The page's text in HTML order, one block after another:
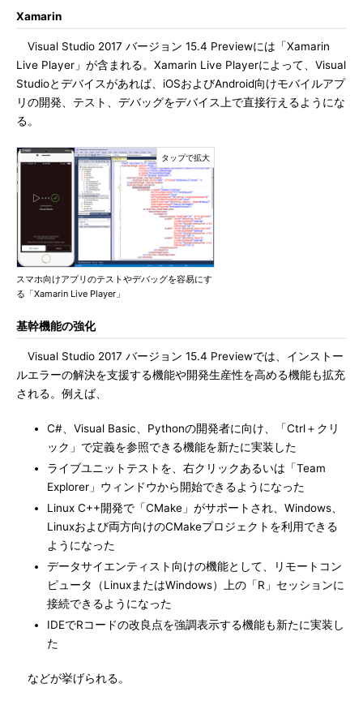
Xamarin
Visual Studio 2017 バージョン 15.4 Previewには「Xamarin
Live Player」が含まれる。Xamarin Live Playerによって、Visual
Studioとデバイスがあれば、iOSおよびAndroid向けモバイルアプ
リの開発、テスト、デバッグをデバイス上で直接行えるようにな
る。
スマホ向けアプリのテストやデバッグを容易にす
る「Xamarin Live Player」
基幹機能の強化
Visual Studio 2017 バージョン 15.4 Previewでは、インストー
ルエラーの解決を支援する機能や開発生産性を高める機能も拡充
される。例えば、
C#、Visual Basic、Pythonの開発者に向け、「Ctrl＋クリ
ック」で定義を参照できる機能を新たに実装した
ライブユニットテストを、右クリックあるいは「Team
Explorer」ウィンドウから開始できるようになった
Linux C++開発で「CMake」がサポートされ、Windows、
Linuxおよび両方向けのCMakeプロジェクトを利用できる
ようになった
データサイエンティスト向けの機能として、リモートコン
ピュータ（LinuxまたはWindows）上の「R」セッションに
接続できるようになった
IDEでRコードの改良点を強調表示する機能も新たに実装し
た
などが挙げられる。